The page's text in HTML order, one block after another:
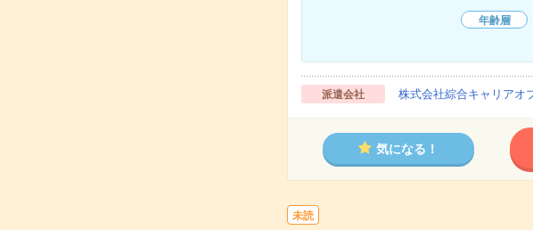
年齢層
派遣会社 株式会社綜合キャリアオ
気になる！
未読